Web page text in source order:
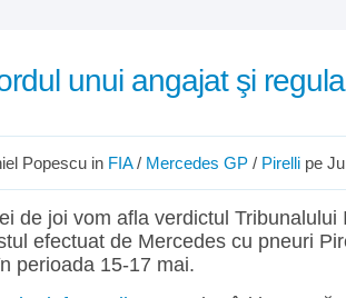
unui angajat şi
Popescu in FIA/ Mercedes GP / Pirelli pe
de joi vom afla verdictul Tribunalului
efectuat de Mercedes cu pneuri
perioada 15-17 mai.